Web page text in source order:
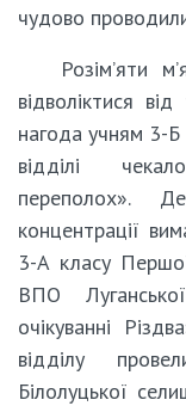
чудово
Розім’яти
відволіктися
нагода учням
відділі
переполох».
концентрації
3-А класу Першої
ВПО
очікуванні
відділу
Білолуцької